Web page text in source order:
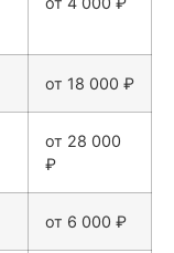
от 18 000 ₽
от 28 000
₽
от 6 000 ₽